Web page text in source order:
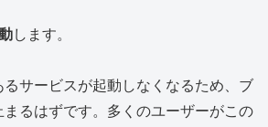
します。
サービスが起動しなくなるため、ブ
るはずです。多くのユーザーがこの